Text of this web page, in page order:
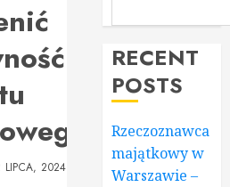
LIPCA, 2024
RECENT
POSTS
Rzeczoznawca
majątkowy w
Warszawie –